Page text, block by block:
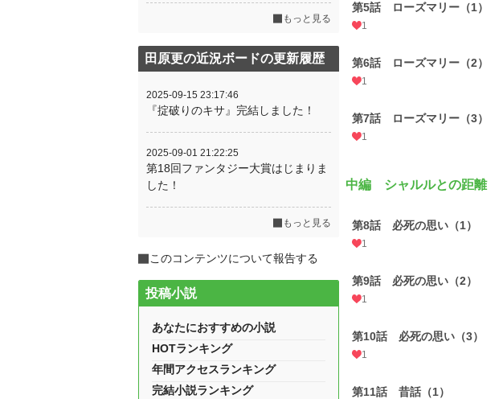
第5話 ローズマリー（1）
1
第6話 ローズマリー（2）
1
第7話 ローズマリー（3）
1
中編 シャルルとの距離
第8話 必死の思い（1）
1
第9話 必死の思い（2）
1
第10話 必死の思い（3）
1
第11話 昔話（1）
もっと見る
田原更の近況ボードの更新履歴
2025-09-15 23:17:46
『掟破りのキサ』完結しました！
2025-09-01 21:22:25
第18回ファンタジー大賞はじまりま
した！
もっと見る
このコンテンツについて報告する
投稿小説
あなたにおすすめの小説
HOTランキング
年間アクセスランキング
完結小説ランキング